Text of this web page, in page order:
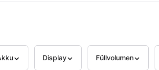
Display Füllvolumen